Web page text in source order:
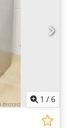
1 / 6